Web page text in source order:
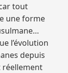
tout
une forme
l’évolution
depuis
réellement